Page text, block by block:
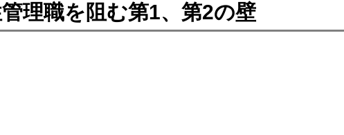
理職を阻む第1、第2の壁